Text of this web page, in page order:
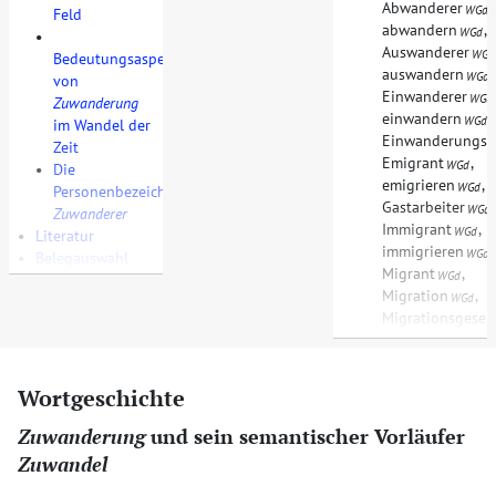
Feld
•
Bedeutungsaspekte
von
Zuwanderung
im Wandel der
Zeit
•
Die
Personenbezeichnung
Zuwanderer
•
Literatur
Belegauswahl
Abwanderer WGd
abwandern WGd,
Auswanderer WGd
auswandern WGd
Einwanderer WGd
einwandern WGd
Emigrant WGd,
emigrieren WGd,
Gastarbeiter WGd
Immigrant WGd,
immigrieren WGd
Migrant WGd,
Migration WGd,
Wortgeschichte
Zuwanderungund sein semantischer Vorläufer
Zuwandel